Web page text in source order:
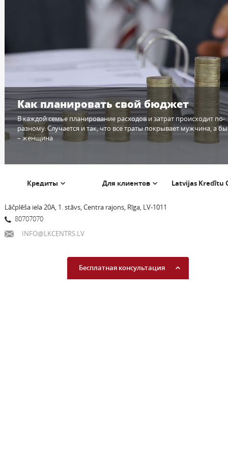
Как планировать свой бюджет
В каждой семье планирование расходов и затрат происходит по-
разному. Случается и так, что все траты покрывает мужчина, а
– женщина
Кредиты Для клиентов Latvijas Kredītu
Lāčplēša iela 20A, 1. stāvs, Centra rajons, Rīga, LV-1011
80707070
INFO@LKCENTRS.LV
Бесплатная консультация